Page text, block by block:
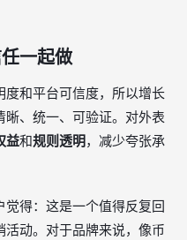
一起做
和平台可信度，所以增长
、统一、可验证。对外表
益和规则透明，减少夸张承
得：这是一个值得反复回
动。对于品牌来说，像币